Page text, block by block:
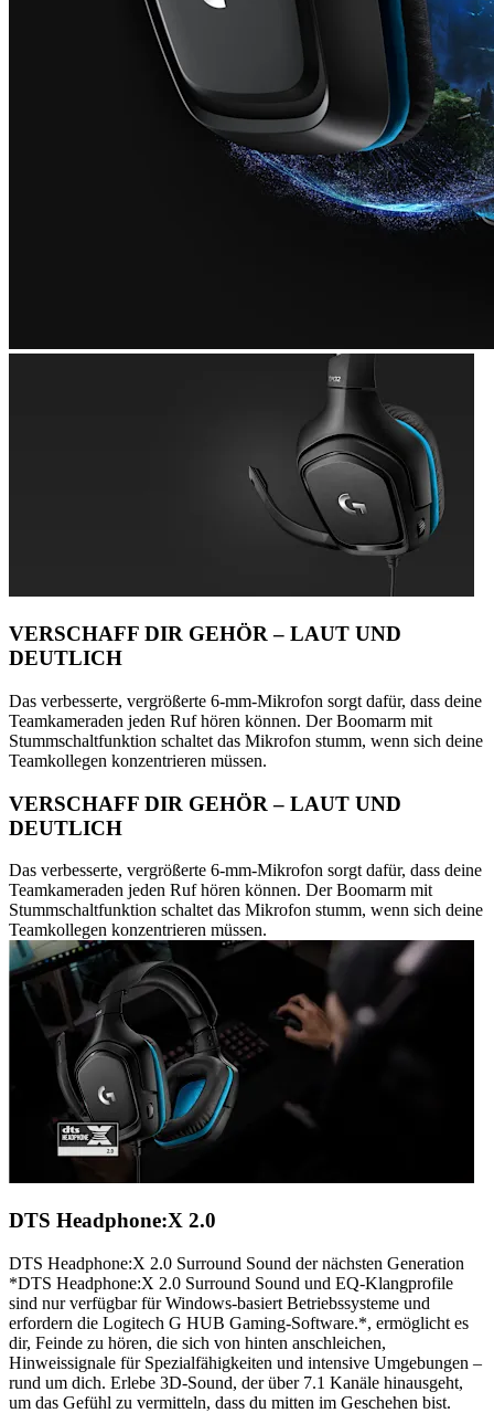
VERSCHAFF DIR GEHÖR – LAUT UND
DEUTLICH
Das verbesserte, vergrößerte 6-mm-Mikrofon sorgt dafür, dass deine
Teamkameraden jeden Ruf hören können. Der Boomarm mit
Stummschaltfunktion schaltet das Mikrofon stumm, wenn sich deine
Teamkollegen konzentrieren müssen.
VERSCHAFF DIR GEHÖR – LAUT UND
DEUTLICH
Das verbesserte, vergrößerte 6-mm-Mikrofon sorgt dafür, dass deine
Teamkameraden jeden Ruf hören können. Der Boomarm mit
Stummschaltfunktion schaltet das Mikrofon stumm, wenn sich deine
Teamkollegen konzentrieren müssen.
DTS Headphone:X 2.0
DTS Headphone:X 2.0 Surround Sound der nächsten Generation
*DTS Headphone:X 2.0 Surround Sound und EQ-Klangprofile
sind nur verfügbar für Windows-basiert Betriebssysteme und
erfordern die Logitech G HUB Gaming-Software.*, ermöglicht es
dir, Feinde zu hören, die sich von hinten anschleichen,
Hinweissignale für Spezialfähigkeiten und intensive Umgebungen –
rund um dich. Erlebe 3D-Sound, der über 7.1 Kanäle hinausgeht,
um das Gefühl zu vermitteln, dass du mitten im Geschehen bist.